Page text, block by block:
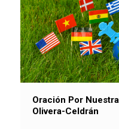
Oración Por
Olivera-Celdrán